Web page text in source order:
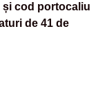
și cod portocaliu
de 41 de